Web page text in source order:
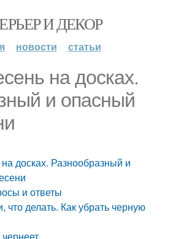
И ДЕКОР
новости статьи
на досках.
и опасный
досках. Разнообразный и
и ответы
что делать. Как убрать черную